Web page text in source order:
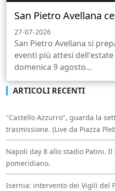
San Pietro Avellana
27-07-2026
San Pietro Avellana si
eventi più attesi
domenica 9 agosto...
ARTICOLI RECENTI
"Castello Azzurro", guarda la
trasmissione. (Live da Piazza
Napoli day 8 allo stadio Patini.
pomeridiano.
Isernia: intervento dei Vigili del